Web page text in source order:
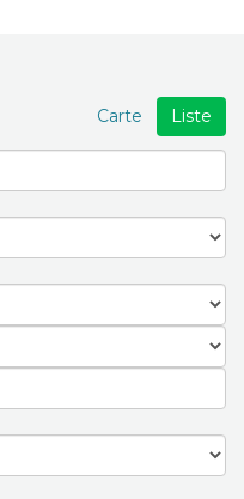
Liste
Carte